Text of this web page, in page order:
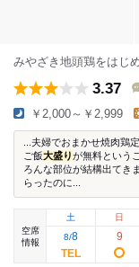
みやざき地頭鶏をはじ
3.37
￥2,000～￥2,999
...夫婦でおまかせ焼肉鶏
ご飯大盛りが無料という
ろんな部位が結構出てき
らったのに...
空席
情報
土
8/8
日
9